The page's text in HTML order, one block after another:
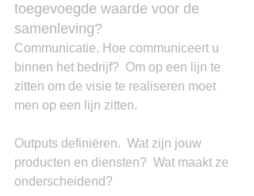
toegevoegde waarde voor de
samenleving?
Communicatie. Hoe communiceert u
binnen het bedrijf?  Om op een lijn te
zitten om de visie te realiseren moet
men op een lijn zitten.
Outputs definiëren.  Wat zijn jouw
producten en diensten?  Wat maakt ze
onderscheidend?